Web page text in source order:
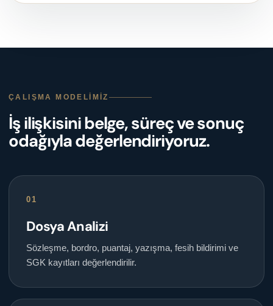
ÇALIŞMA MODELIMIZ
İş ilişkisini belge, süreç ve sonuç
odağıyla değerlendiriyoruz.
01
Dosya Analizi
Sözleşme, bordro, puantaj, yazışma, fesih bildirimi ve
SGK kayıtları değerlendirilir.